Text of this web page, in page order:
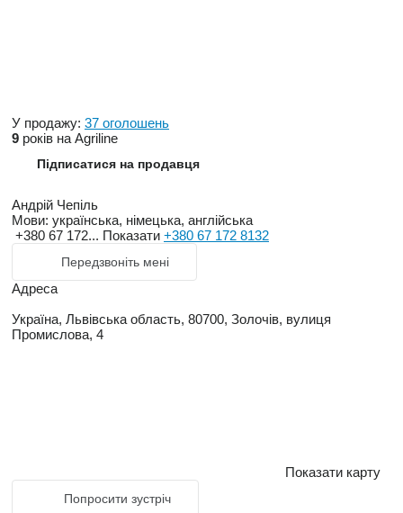
У продажу: 37 оголошень
9 років на Agriline
Підписатися на продавця
Андрій Чепіль
Мови: українська, німецька, англійська
+380 67 172... Показати +380 67 172 8132
Передзвоніть мені
Адреса
Україна, Львівська область, 80700, Золочів, вулиця
Промислова, 4
Показати карту
Попросити зустріч